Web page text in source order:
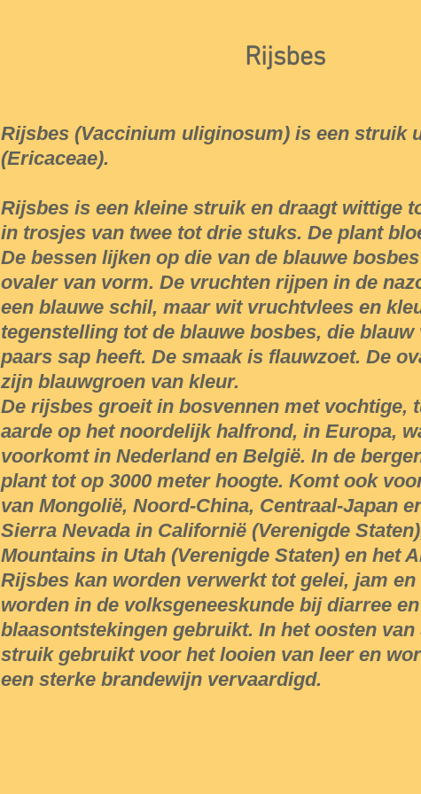
Rijsbes
Rijsbes (Vaccinium uliginosum) is een struik
(Ericaceae).
Rijsbes is een kleine struik en draagt wittige
in trosjes van twee tot drie stuks. De plant
De bessen lijken op die van de blauwe
ovaler van vorm. De vruchten rijpen in de
een blauwe schil, maar wit vruchtvlees en
tegenstelling tot de blauwe bosbes, die
paars sap heeft. De smaak is flauwzoet. De
zijn blauwgroen van kleur.
De rijsbes groeit in bosvennen met vochtige,
aarde op het noordelijk halfrond, in Europa,
voorkomt in Nederland en België. In de
plant tot op 3000 meter hoogte. Komt ook
van Mongolië, Noord-China, Centraal-Japan
Sierra Nevada in Californië (Verenigde
Mountains in Utah (Verenigde Staten) en het
Rijsbes kan worden verwerkt tot gelei, jam en
worden in de volksgeneeskunde bij diarree en
blaasontstekingen gebruikt. In het oosten
struik gebruikt voor het looien van leer en
een sterke brandewijn vervaardigd.